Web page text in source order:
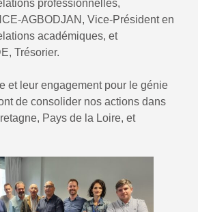
professionnelles,
AGBODJAN, Vice-Président en
académiques, et
Trésorier.
et leur engagement pour le génie
de consolider nos actions dans
Pays de la Loire, et